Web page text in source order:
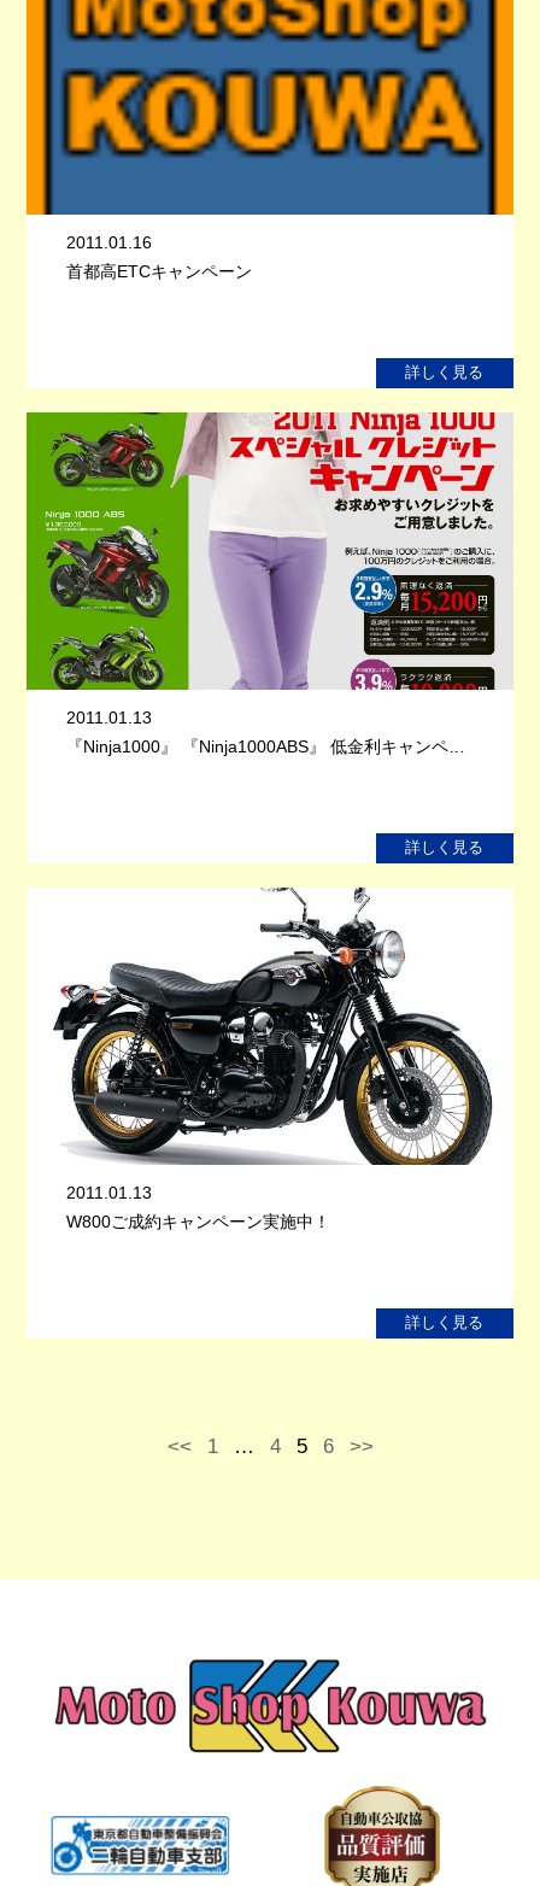
2011.01.16
首都高ETCキャンペーン
詳しく見る
2011.01.13
『Ninja1000』 『Ninja1000ABS』 低金利キャンペ…
詳しく見る
2011.01.13
W800ご成約キャンペーン実施中！
詳しく見る
<< 1 … 4 5 6 >>